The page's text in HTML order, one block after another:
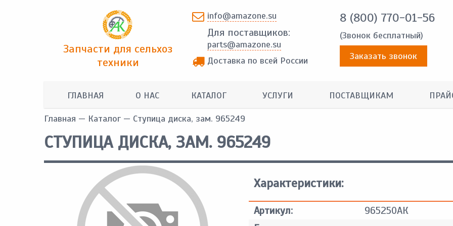
Запчасти для сельхоз
техники
info@amazone.su
Для поставщиков:
parts@amazone.su
Доставка по всей России
8 (800) 770-01-56
(Звонок бесплатный)
Заказать звонок
ГЛАВНАЯ О НАС КАТАЛОГ УСЛУГИ ПОСТАВЩИКАМ
Главная — Каталог — Ступица диска, зам. 965249
СТУПИЦА ДИСКА, ЗАМ. 965249
Характеристики:
Артикул:
965250АК